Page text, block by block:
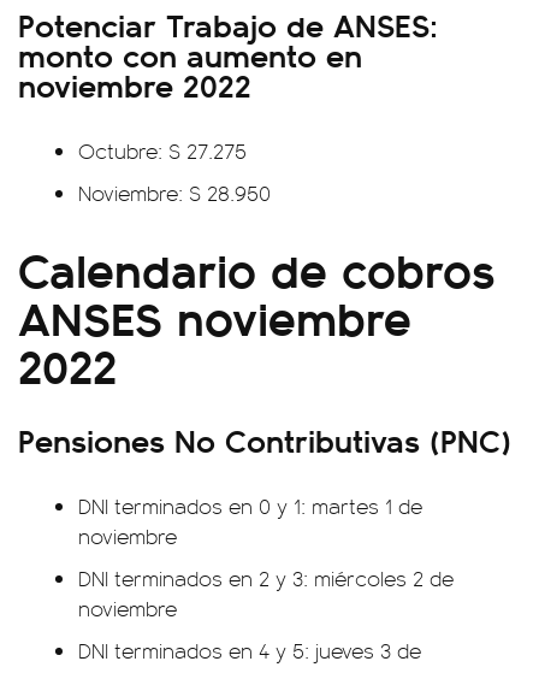
Potenciar Trabajo de ANSES:
monto con aumento en
noviembre 2022
Octubre: $ 27.275
Noviembre: $ 28.950
Calendario de cobros
ANSES noviembre
2022
Pensiones No Contributivas (PNC)
DNI terminados en 0 y 1: martes 1 de
noviembre
DNI terminados en 2 y 3: miércoles 2 de
noviembre
DNI terminados en 4 y 5: jueves 3 de